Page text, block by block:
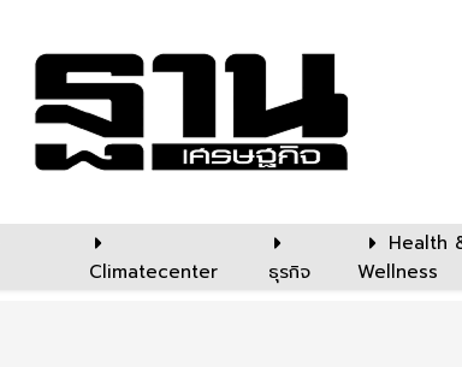
Climatecenter ธุรกิจ
Health
Wellness